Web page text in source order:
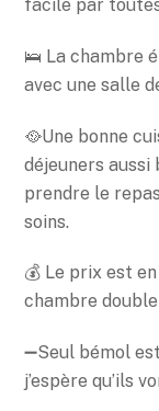
facile par
🛌 La chambre
avec une salle
🥘Une bonne
déjeuners aussi
prendre le
soins.
💰 Le prix est
chambre
➖Seul bémol
j’espère qu’ils